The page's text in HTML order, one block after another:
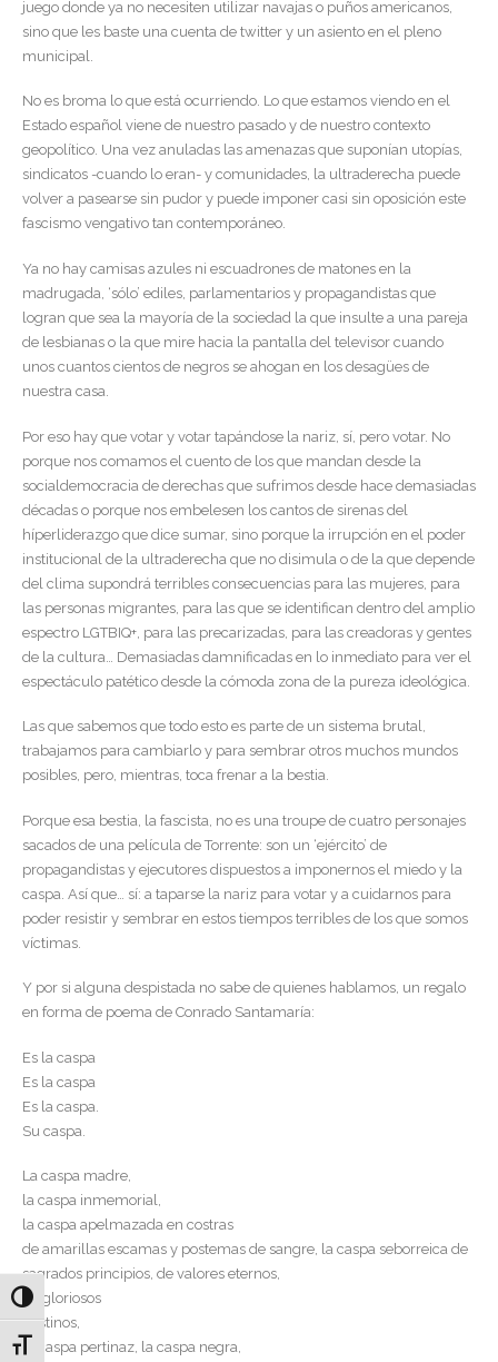
Alternar alto contraste
Alternar tamaño de letra
juego donde ya no necesiten utilizar navajas o puños americanos,
sino que les baste una cuenta de twitter y un asiento en el pleno
municipal.
No es broma lo que está ocurriendo. Lo que estamos viendo en el
Estado español viene de nuestro pasado y de nuestro contexto
geopolítico. Una vez anuladas las amenazas que suponían utopías,
sindicatos -cuando lo eran- y comunidades, la ultraderecha puede
volver a pasearse sin pudor y puede imponer casi sin oposición este
fascismo vengativo tan contemporáneo.
Ya no hay camisas azules ni escuadrones de matones en la
madrugada, ‘sólo’ ediles, parlamentarios y propagandistas que
logran que sea la mayoría de la sociedad la que insulte a una pareja
de lesbianas o la que mire hacia la pantalla del televisor cuando
unos cuantos cientos de negros se ahogan en los desagües de
nuestra casa.
Por eso hay que votar y votar tapándose la nariz, sí, pero votar. No
porque nos comamos el cuento de los que mandan desde la
socialdemocracia de derechas que sufrimos desde hace demasiadas
décadas o porque nos embelesen los cantos de sirenas del
híperliderazgo que dice sumar, sino porque la irrupción en el poder
institucional de la ultraderecha que no disimula o de la que depende
del clima supondrá terribles consecuencias para las mujeres, para
las personas migrantes, para las que se identifican dentro del amplio
espectro LGTBIQ+, para las precarizadas, para las creadoras y gentes
de la cultura… Demasiadas damnificadas en lo inmediato para ver el
espectáculo patético desde la cómoda zona de la pureza ideológica.
Las que sabemos que todo esto es parte de un sistema brutal,
trabajamos para cambiarlo y para sembrar otros muchos mundos
posibles, pero, mientras, toca frenar a la bestia.
Porque esa bestia, la fascista, no es una troupe de cuatro personajes
sacados de una película de Torrente: son un ‘ejército’ de
propagandistas y ejecutores dispuestos a imponernos el miedo y la
caspa. Así que… sí: a taparse la nariz para votar y a cuidarnos para
poder resistir y sembrar en estos tiempos terribles de los que somos
víctimas.
Y por si alguna despistada no sabe de quienes hablamos, un regalo
en forma de poema de Conrado Santamaría:
Es la caspa
Es la caspa
Es la caspa.
Su caspa.
La caspa madre,
la caspa inmemorial,
la caspa apelmazada en costras
de amarillas escamas y postemas de sangre, la caspa seborreica de
sagrados principios, de valores eternos,
de gloriosos
destinos,
la caspa pertinaz, la caspa negra,